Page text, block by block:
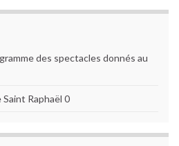
des spectacles donnés au
Raphaël 0